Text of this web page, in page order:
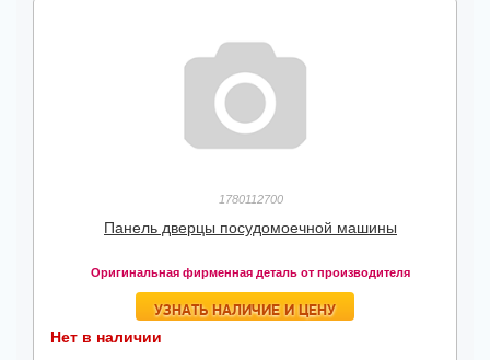
1780112700
Панель дверцы посудомоечной машины
Оригинальная фирменная деталь от производителя
УЗНАТЬ НАЛИЧИЕ И ЦЕНУ
Нет в наличии